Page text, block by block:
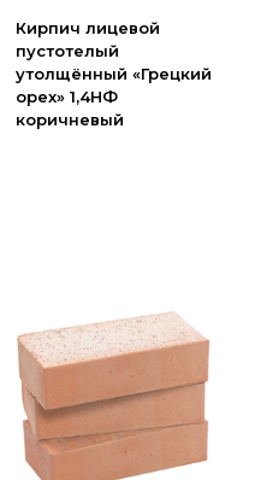
Кирпич лицевой
пустотелый
утолщённый «Грецкий
орех» 1,4НФ
коричневый